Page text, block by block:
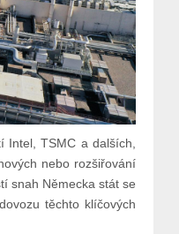
Intel, TSMC a dalších,
nebo rozšiřování
snah Německa stát se
těchto klíčových